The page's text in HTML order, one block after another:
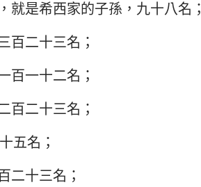
就是希西家的子孫，九十八名；
百二十三名；
百一十二名；
百二十三名；
五名；
二十三名；